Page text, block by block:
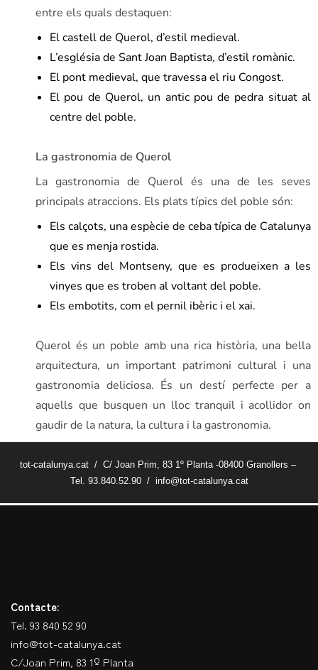
entre els quals destaquen:
El castell de Querol, d’estil medieval.
L’església de Sant Joan Baptista, d’estil romànic.
El pont medieval, que travessa el riu Congost.
El pou de Querol, un antic pou de pedra situat al
centre del poble.
La gastronomia de Querol
La gastronomia de Querol és una de les seves
principals atraccions. Els plats típics del poble són:
Els calçots, una espècie de ceba típica de Catalunya
que es menja rostida.
Els vins del Montseny, que es produeixen a les
vinyes que es troben al voltant del poble.
Els embotits, com el pernil ibèric i el xai.
Querol és un poble amb una rica història, una bella
arquitectura, un important patrimoni cultural i una
gastronomia deliciosa. És un destí perfecte per a
aquells que busquen un lloc tranquil i acollidor on
gaudir de la natura, la cultura i la gastronomia.
tot-catalunya.cat / C/ Joan Prim, 83 1º Planta -08400 Granollers –
Tel. 93.840.52.90 / info@tot-catalunya.cat
Contacte:
Tel. 93 840 52 90
info@tot-catalunya.cat
C/Joan Prim, 83 1º Planta